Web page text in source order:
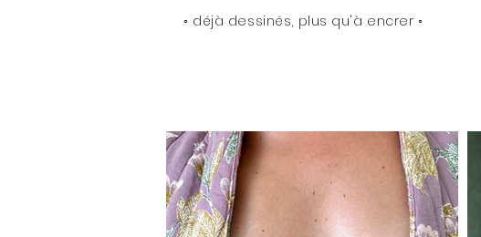
◦ déjà dessinés, plus qu'à encrer ◦